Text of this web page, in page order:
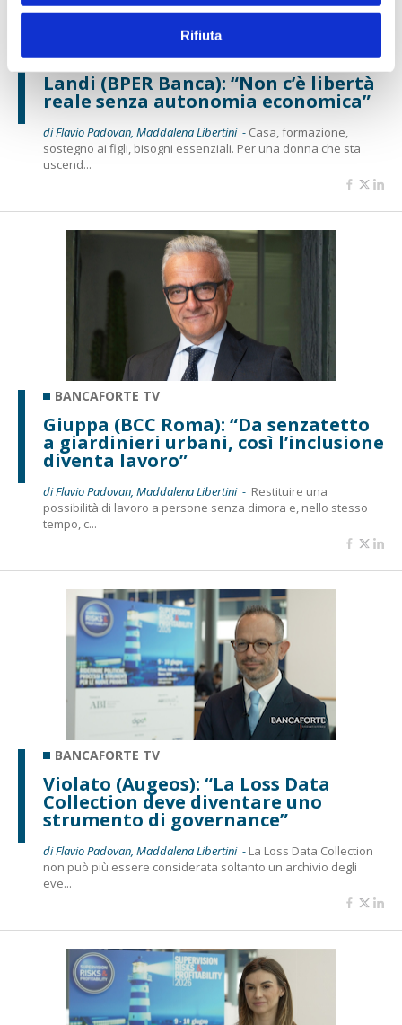
Rifiuta
BANCAFORTE TV
Landi (BPER Banca): “Non c’è libertà
reale senza autonomia economica”
di Flavio Padovan, Maddalena Libertini - Casa, formazione,
sostegno ai figli, bisogni essenziali. Per una donna che sta
uscend...
BANCAFORTE TV
Giuppa (BCC Roma): “Da senzatetto
a giardinieri urbani, così l’inclusione
diventa lavoro”
di Flavio Padovan, Maddalena Libertini - Restituire una
possibilità di lavoro a persone senza dimora e, nello stesso
tempo, c...
BANCAFORTE TV
Violato (Augeos): “La Loss Data
Collection deve diventare uno
strumento di governance”
di Flavio Padovan, Maddalena Libertini - La Loss Data Collection
non può più essere considerata soltanto un archivio degli
eve...